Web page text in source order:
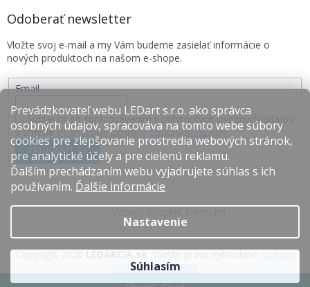
Prevádzkovateľ webu LEDart s.r.o. ako správca
osobných údajov, spracováva na tomto webe súbory
cookies pre zlepšovanie prostredia webových stránok,
pre analytické účely a pre cielenú reklamu.
Ďalším prechádzaním webu vyjadrujete súhlas s ich
používaním. Ďalšie informácie
Nastavenie
Súhlasím
Odoberať newsletter
Vložte svoj e-mail a my Vám budeme zasielať informácie o
nových produktoch na našom e-shope.
Email
Súhlasím so spracovávaním poskytnutých osobných údajov
v zmysle Podmienok ochrany osobných údajov.
PRIHLÁSIŤ SA
nastavenie cookies